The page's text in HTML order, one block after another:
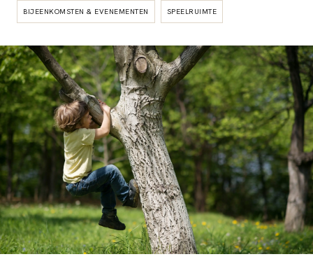
BIJEENKOMSTEN & EVENEMENTEN SPEELRUIMTE